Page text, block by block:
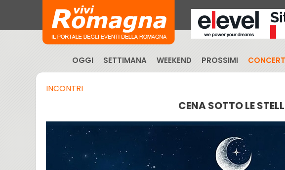
OGGI SETTIMANA WEEKEND PROSSIMI
INCONTRI
CENA SOTTO LE